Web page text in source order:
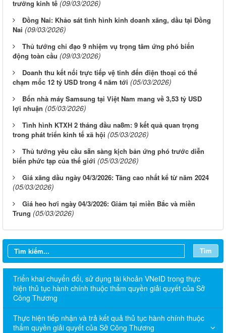
trưởng kinh tế (09/03/2026)
Đồng Nai: Khảo sát tình hình kinh doanh xăng, dầu tại Đồng
Nai (09/03/2026)
Thủ tướng chỉ đạo 9 nhiệm vụ trọng tâm ứng phó biến
động toàn cầu (09/03/2026)
Doanh thu kết nối trực tiếp vệ tinh đến điện thoại có thể
chạm mốc 12 tỷ USD trong 4 năm tới (05/03/2026)
Bốn nhà máy Samsung tại Việt Nam mang về 3,53 tỷ USD
lợi nhuận (05/03/2026)
Tình hình KTXH 2 tháng đầu na8m: 9 kết quả quan trọng
trong phát triển kinh tế xã hội (05/03/2026)
Thủ tướng yêu cầu sẵn sàng kịch bản ứng phó trước diễn
biến phức tạp của thế giới (05/03/2026)
Giá xăng dầu ngày 04/3/2026: Tăng cao nhất kể từ năm 2024
(05/03/2026)
Giá heo hơi ngày 04/3/2026: Giảm tại miền Bắc và miền
Trung (05/03/2026)
Tìm
Triển khai chuyển đổi, sử dụng tài khoản VNeID trong thực
hiện thủ tục hành chính thuộc thẩm quyền giải quyết của Sở
Công Thương
Thực hiện tiếp nhận và trả kết quả thủ tục hành chính thuộc
thẩm quyền giải quyết của Sở Công Thương